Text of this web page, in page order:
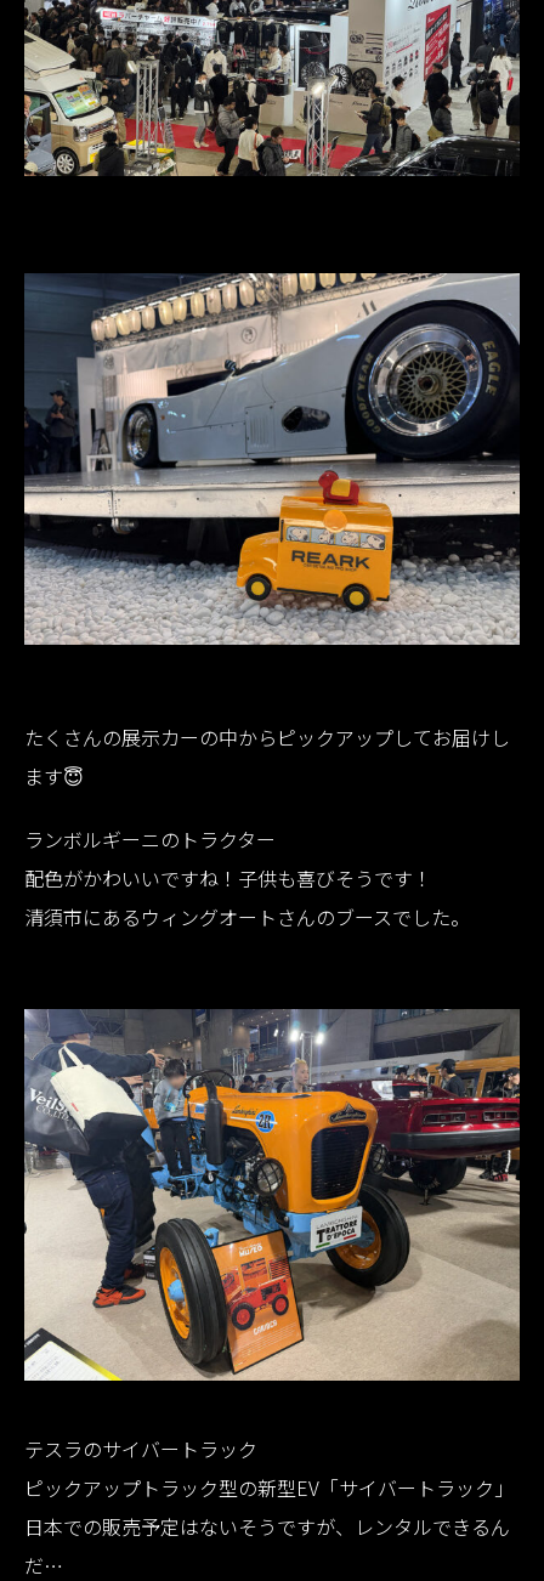
たくさんの展示カーの中からピックアップしてお届けし
ます😇
ランボルギーニのトラクター
配色がかわいいですね！子供も喜びそうです！
清須市にあるウィングオートさんのブースでした。
テスラのサイバートラック
ピックアップトラック型の新型EV「サイバートラック」
日本での販売予定はないそうですが、レンタルできるん
だ…